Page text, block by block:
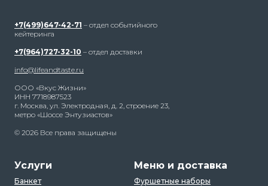
+7(499)647-42-71 – отдел событийного
кейтеринга
+7(964)727-32-10 – отдел доставки
info@lifeandtaste.ru
ООО «Вкус Жизни»
ИНН 7718987523
г. Москва, ул. Электродная, д. 2, строение 23,
метро «Шоссе Энтузиастов»
© 2026 Все права защищены
Услуги
Банкет
Меню и доставка
Фуршетные наборы